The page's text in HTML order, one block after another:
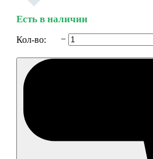
Есть в наличии
Кол-во: −